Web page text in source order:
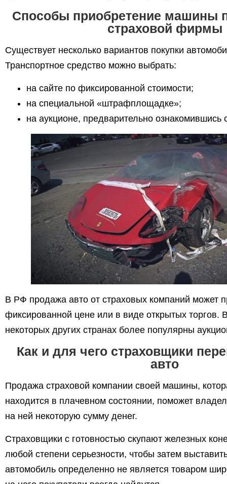
Способы приобретение машины
страховой фирмы
Существует несколько вариантов покупки
Транспортное средство можно выбрать:
на сайте по фиксированной стоимости;
на специальной «штрафплощадке»;
на аукционе, предварительно
В РФ продажа авто от страховых компаний может
фиксированной цене или в виде открытых
некоторых других странах более популярны
Как и для чего страховщики
авто
Продажа страховой компании своей машины,
находится в плачевном состоянии, поможет
на ней некоторую сумму денег.
Страховщики с готовностью скупают железных
любой степени серьезности, чтобы затем
автомобиль определенно не является товаром